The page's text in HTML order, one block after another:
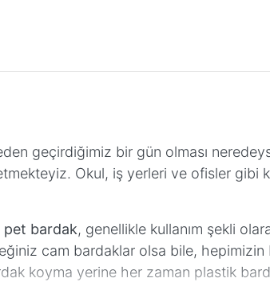
geçirdiğimiz bir gün olması
Okul, iş yerleri ve ofisler gibi
pet bardak, genellikle kullanım şekli
cam bardaklar olsa bile,
koyma yerine her zaman plastik